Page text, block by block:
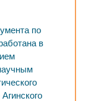
по
в